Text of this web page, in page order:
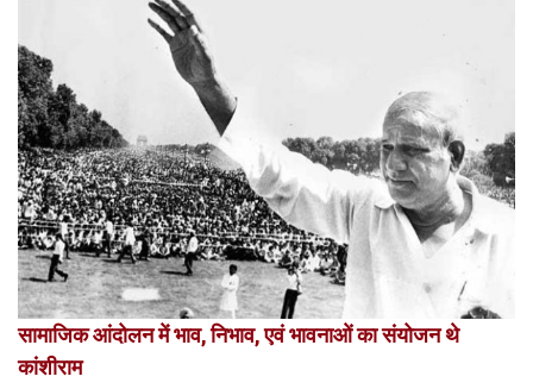
सामाजिक आंदोलन में भाव, निभाव, एवं भावनाओं का संयोजन थे
कांशीराम